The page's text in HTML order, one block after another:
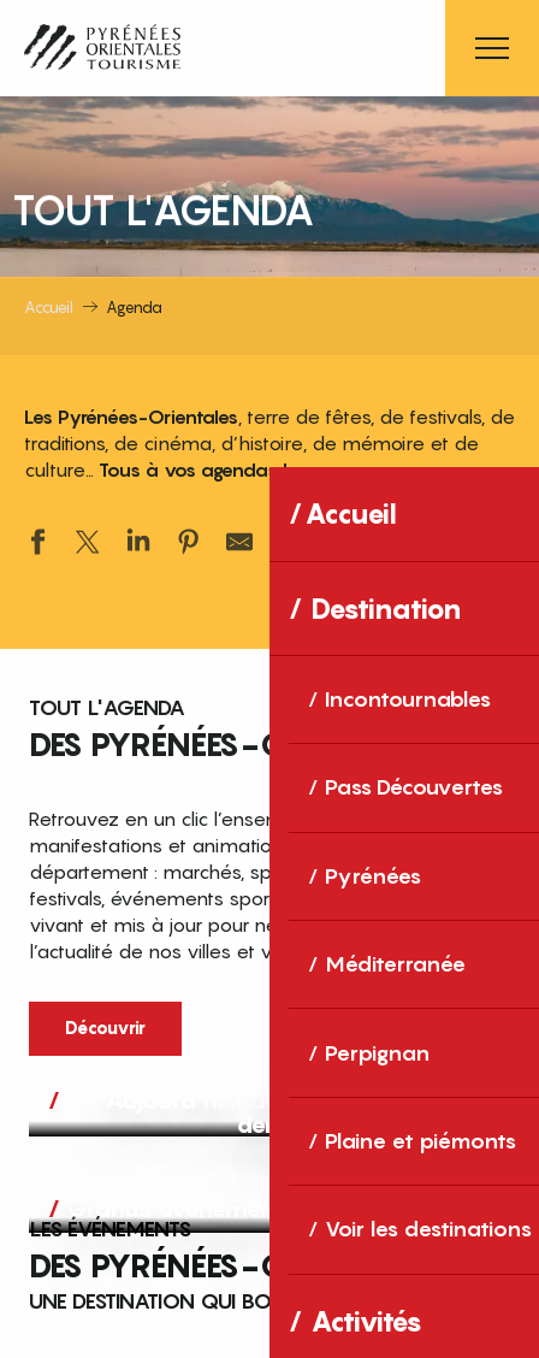
contenu
principal
Accueil
Destination
Incontournables
Pass Découvertes
Pyrénées
Méditerranée
Perpignan
Plaine et piémonts
Voir les destinations
Activités
TOUT L'AGENDA
Accueil Agenda
Les Pyrénées-Orientales , terre de fêtes, de festivals, de
traditions, de cinéma, d’histoire, de mémoire et de
culture… Tous à vos agendas !
TOUT L'AGENDA
DES PYRÉNÉES-ORIENTALES
Retrouvez en un clic l’ensemble des fêtes,
manifestations et animations recensées dans le
département : marchés, spectacles, expositions,
festivals, événements sportifs et culturels… un agenda
vivant et mis à jour pour ne rien manquer de
l’actualité de nos villes et villages.
Découvrir
Aujourd’hui, demain et après-
demain
Grands événements
LES ÉVÉNEMENTS
DES PYRÉNÉES-ORIENTALES
UNE DESTINATION QUI BOUGE TOUTE L’ANNÉE